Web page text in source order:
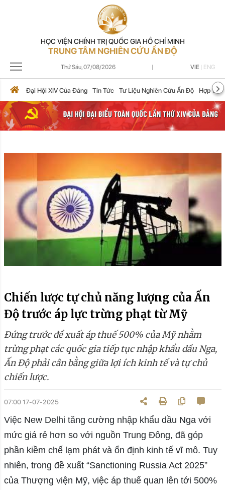
HỌC VIỆN CHÍNH TRỊ QUỐC GIA HỒ CHÍ MINH
TRUNG TÂM NGHIÊN CỨU ẤN ĐỘ
Thứ Sáu,07/08/2026 | VIE ENG
Đại Hội XIV Của Đảng Tin Tức Tư Liệu Nghiên Cứu Ấn Độ Hợp Tác
Chiến lược tự chủ năng lượng của Ấn
Độ trước áp lực trừng phạt từ Mỹ
Đứng trước đề xuất áp thuế 500% của Mỹ nhằm
trừng phạt các quốc gia tiếp tục nhập khẩu dầu Nga,
Ấn Độ phải cân bằng giữa lợi ích kinh tế và tự chủ
chiến lược.
07:00 17-07-2025
Việc New Delhi tăng cường nhập khẩu dầu Nga với
mức giá rẻ hơn so với nguồn Trung Đông, đã góp
phần kiềm chế lạm phát và ổn định kinh tế vĩ mô. Tuy
nhiên, trong đề xuất “Sanctioning Russia Act 2025”
của Thượng viện Mỹ, việc áp thuế quan lên tới 500%